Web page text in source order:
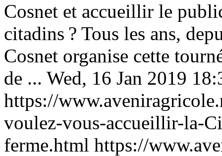
Cosnet et accueillir le
citadins ? Tous les ans,
Cosnet organise cette
de ... Wed, 16 Jan 2019
https://
voulez-vous-accueillir-la-
ferme.html https://